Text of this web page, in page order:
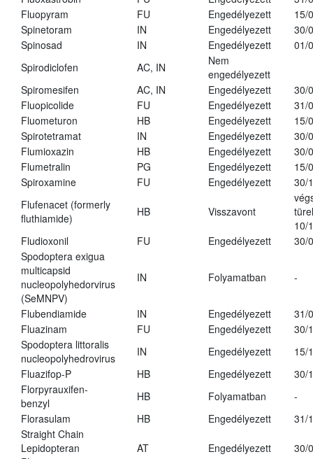
Fluopyram
FU Engedélyezett
15/
Spinetoram
IN Engedélyezett
30/
Spinosad
IN Engedélyezett
01/
Spirodiclofen
AC, IN
Nem
engedélyezett
Spiromesifen
AC, IN Engedélyezett
30/
Fluopicolide
FU Engedélyezett
31/
Fluometuron
HB Engedélyezett
15/
Spirotetramat
IN Engedélyezett
30/
Flumioxazin
HB Engedélyezett
30/
Flumetralin
PG Engedélyezett
15/
Spiroxamine
FU Engedélyezett
30/
Flufenacet (formerly
fluthiamide)
HB Visszavont
10/
Fludioxonil
FU Engedélyezett
30/
Spodoptera exigua
multicapsid
nucleopolyhedorvirus
(SeMNPV)
IN Folyamatban -
Flubendiamide IN Engedélyezett
31/
Fluazinam
FU Engedélyezett
30/
Spodoptera littoralis
nucleopolyhedrovirus
IN Engedélyezett
15/
Fluazifop-P
HB Engedélyezett
30/
Florpyrauxifen-
benzyl
HB Folyamatban
-
Florasulam
HB Engedélyezett
31/
Straight Chain
Lepidopteran
AT Engedélyezett 30/